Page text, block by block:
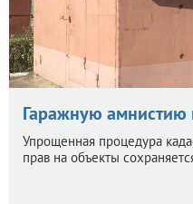
Гаражную амнистию
Упрощенная процедура
прав на объекты